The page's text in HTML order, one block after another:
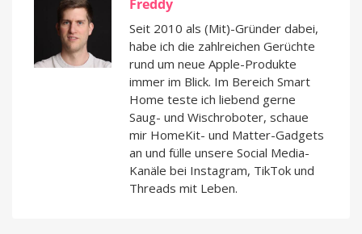
Freddy
Seit 2010 als (Mit)-Gründer dabei,
habe ich die zahlreichen Gerüchte
rund um neue Apple-Produkte
immer im Blick. Im Bereich Smart
Home teste ich liebend gerne
Saug- und Wischroboter, schaue
mir HomeKit- und Matter-Gadgets
an und fülle unsere Social Media-
Kanäle bei Instagram, TikTok und
Threads mit Leben.